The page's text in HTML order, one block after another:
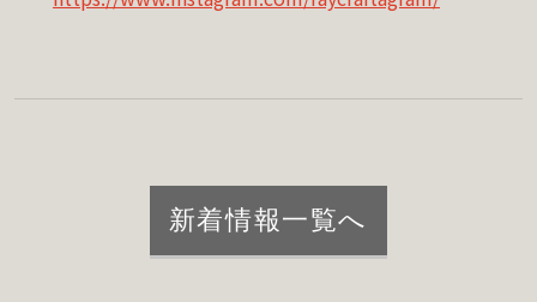
新着情報一覧へ